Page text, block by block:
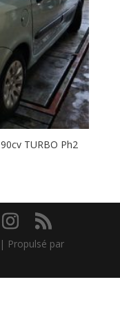
TURBO Ph2
| Propulsé par